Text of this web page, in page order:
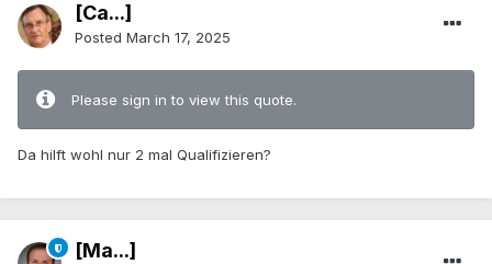
[Ca...]
Posted March 17, 2025
Please sign in to view this quote.
Da hilft wohl nur 2 mal Qualifizieren?
[Ma...]